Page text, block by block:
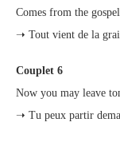
Comes from the gospel
➝ Tout vient de la
Couplet 6
Now you may leave
➝ Tu peux partir